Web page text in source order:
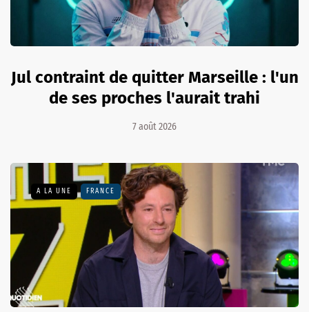
Jul contraint de quitter Marseille : l'un
de ses proches l'aurait trahi
7 août 2026
A LA UNE FRANCE